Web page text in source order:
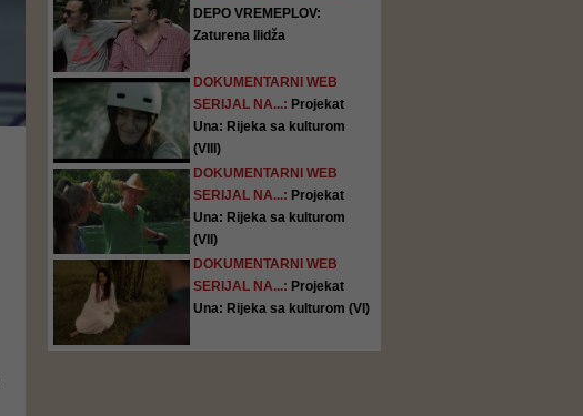
DEPO VREMEPLOV:
Zaturena Ilidža
DOKUMENTARNI WEB
SERIJAL NA...: Projekat
Una: Rijeka sa kulturom
(VIII)
DOKUMENTARNI WEB
SERIJAL NA...: Projekat
Una: Rijeka sa kulturom
(VII)
DOKUMENTARNI WEB
SERIJAL NA...: Projekat
Una: Rijeka sa kulturom (VI)